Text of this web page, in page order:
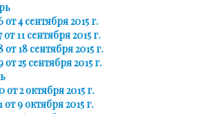
от 4 сентября 2015 г.
11 сентября 2015 г.
от 18 сентября 2015 г.
25 сентября 2015 г.
от 2 октября 2015 г.
от 9 октября 2015 г.